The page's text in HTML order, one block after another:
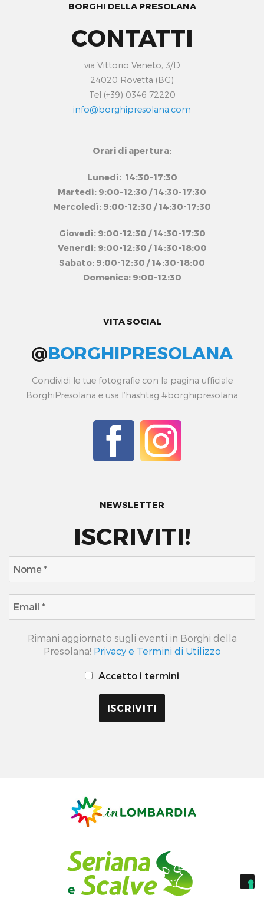
BORGHI DELLA PRESOLANA
CONTATTI
via Vittorio Veneto, 3/D
24020 Rovetta (BG)
Tel (+39) 0346 72220
info@borghipresolana.com
Orari di apertura:
Lunedì: 14:30-17:30
Martedì: 9:00-12:30 / 14:30-17:30
Mercoledì: 9:00-12:30 / 14:30-17:30
Giovedì: 9:00-12:30 / 14:30-17:30
Venerdì: 9:00-12:30 / 14:30-18:00
Sabato: 9:00-12:30 / 14:30-18:00
Domenica: 9:00-12:30
VITA SOCIAL
@BORGHIPRESOLANA
Condividi le tue fotografie con la pagina ufficiale
BorghiPresolana e usa l’hashtag #borghipresolana
NEWSLETTER
ISCRIVITI!
Rimani aggiornato sugli eventi in Borghi della
Presolana! Privacy e Termini di Utilizzo
Accetto i termini